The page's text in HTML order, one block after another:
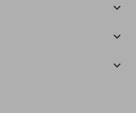


